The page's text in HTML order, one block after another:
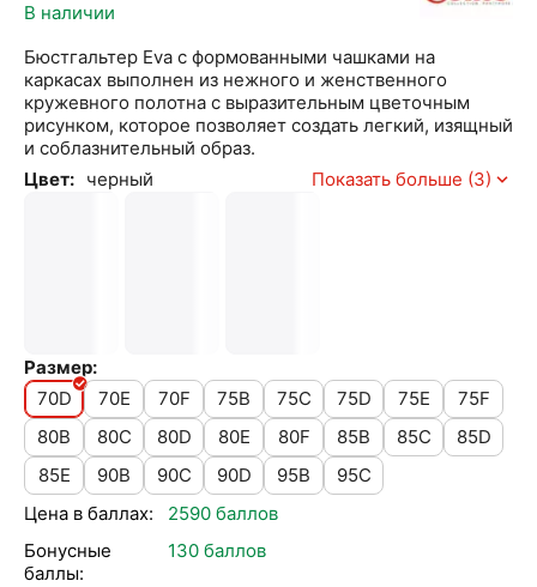
В наличии
Бюстгальтер Eva c формованными чашками на
каркасах выполнен из нежного и женственного
кружевного полотна с выразительным цветочным
рисунком, которое позволяет создать легкий, изящный
и соблазнительный образ.
Цвет: черный Показать больше (3)
Размер:
70D
70E 70F 75B 75C 75D 75E
75F
80B
80C 80D 80E 80F 85B 85C
85D
85E
90B 90C 90D 95B
95C
Цена в баллах:
2590 баллов
Бонусные
баллы:
130 баллов